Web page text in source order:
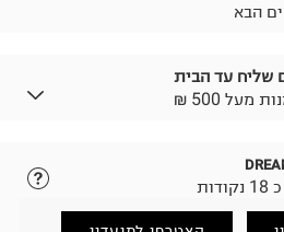
הבא
שליח עד הבית
מעל 500
לכם,